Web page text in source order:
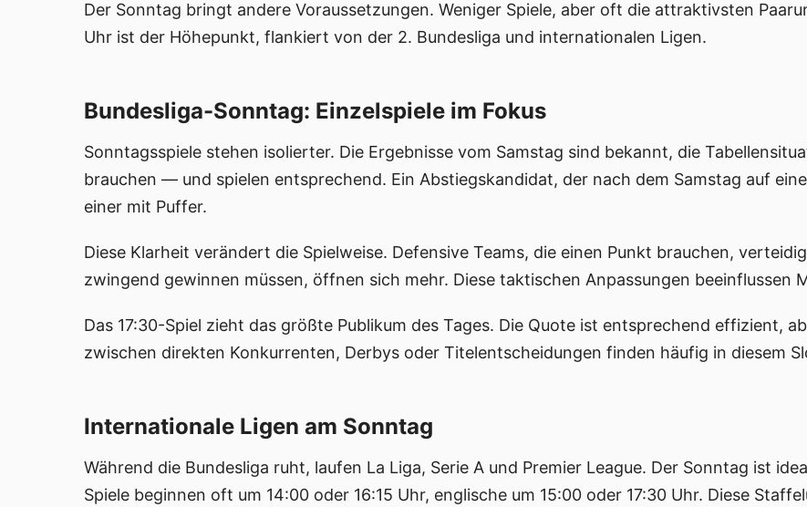
Der Sonntag bringt andere Voraussetzungen. Weniger Spiele, aber oft die attraktivsten
Uhr ist der Höhepunkt, flankiert von der 2. Bundesliga und internationalen Ligen.
Bundesliga-Sonntag: Einzelspiele im Fokus
Sonntagsspiele stehen isolierter. Die Ergebnisse vom Samstag sind bekannt, die
brauchen — und spielen entsprechend. Ein Abstiegskandidat, der nach dem Samstag auf
einer mit Puffer.
Diese Klarheit verändert die Spielweise. Defensive Teams, die einen Punkt brauchen,
zwingend gewinnen müssen, öffnen sich mehr. Diese taktischen Anpassungen beeinflussen
Das 17:30-Spiel zieht das größte Publikum des Tages. Die Quote ist entsprechend effizient,
zwischen direkten Konkurrenten, Derbys oder Titelentscheidungen finden häufig in diesem
Internationale Ligen am Sonntag
Während die Bundesliga ruht, laufen La Liga, Serie A und Premier League. Der Sonntag ist
Spiele beginnen oft um 14:00 oder 16:15 Uhr, englische um 15:00 oder 17:30 Uhr. Diese